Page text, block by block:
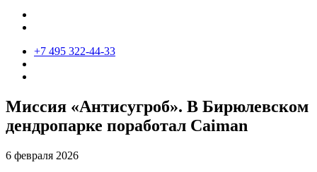
+7 495 322-44-33
Миссия «Антисугроб». В Бирюлевском
дендропарке поработал Caiman
6 февраля 2026